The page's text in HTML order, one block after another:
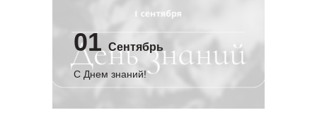
01 Сентябрь
C Днем знаний!